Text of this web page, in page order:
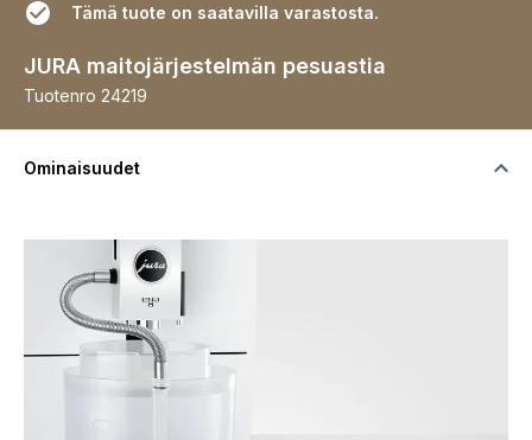
Tämä tuote on saatavilla varastosta.
JURA maitojärjestelmän pesuastia
Tuotenro 24219
Ominaisuudet